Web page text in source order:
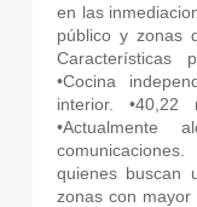
en las
público y zonas
Características
•Cocina
interior. •40,22
•Actualmente
quienes buscan
zonas con